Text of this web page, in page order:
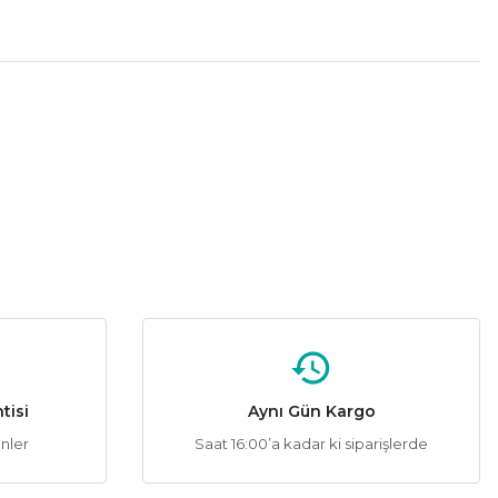
ÜRÜN TÜKENMİŞTİR.
Philips
Aynı Gün Kargo
Saat 16:00’a kadar ki siparişlerde